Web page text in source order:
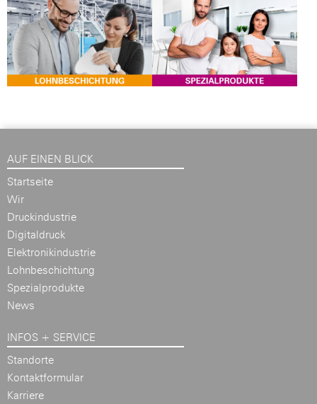
AUF EINEN BLICK
Startseite
Wir
Druckindustrie
Digitaldruck
Elektronikindustrie
Lohnbeschichtung
Spezialprodukte
News
INFOS + SERVICE
Standorte
Kontaktformular
Karriere